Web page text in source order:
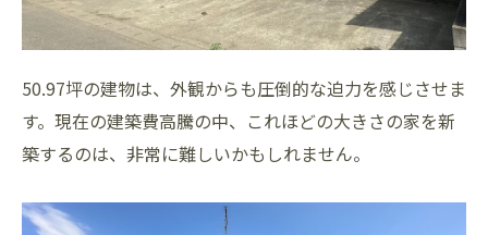
50.97坪の建物は、外観からも圧倒的な迫力を感じさせま
す。現在の建築費高騰の中、これほどの大きさの家を新
築するのは、非常に難しいかもしれません。